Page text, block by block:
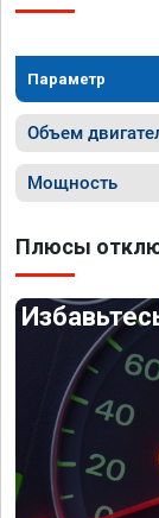
Параметр
Объем
Мощность
Плюсы